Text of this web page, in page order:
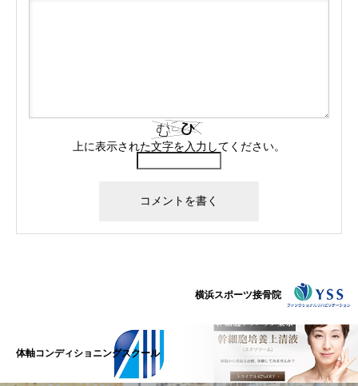
上に表示された文字を入力してください。
横浜スポーツ接骨院
体軸コンディショニングスクール